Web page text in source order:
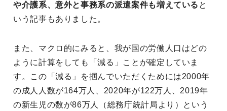
や介護系、意外と事務系の派遣案件も増えている と
いう記事もありました。
また、マクロ的にみると、我が国の労働人口はどの
ように計算をしても「減る」ことが確定していま
す。この「減る」を掴んでいただくためには2000年
の成人人数が164万人、2020年が122万人、2019年
の新生児の数が86万人（総務庁統計局より）という